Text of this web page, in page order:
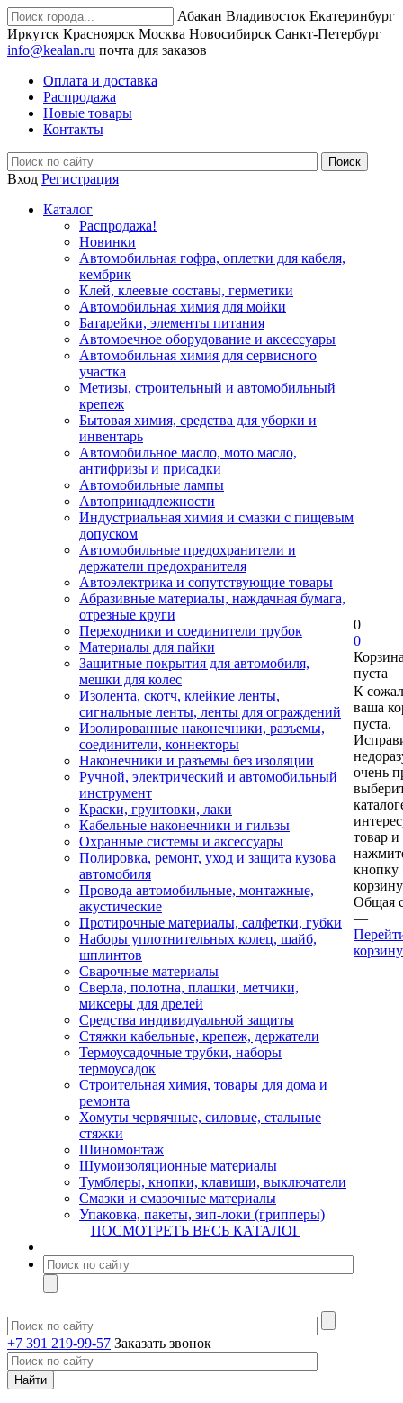
Абакан Владивосток Екатеринбург
Иркутск Красноярск Москва Новосибирск Санкт-Петербург
info@kealan.ru почта для заказов
Оплата и доставка
Распродажа
Новые товары
Контакты
Вход Регистрация
Каталог
Распродажа!
Новинки
Автомобильная гофра, оплетки для кабеля,
кембрик
Клей, клеевые составы, герметики
Автомобильная химия для мойки
Батарейки, элементы питания
Автомоечное оборудование и аксессуары
Автомобильная химия для сервисного
участка
Метизы, строительный и автомобильный
крепеж
Бытовая химия, средства для уборки и
инвентарь
Автомобильное масло, мото масло,
антифризы и присадки
Автомобильные лампы
Автопринадлежности
Индустриальная химия и смазки с пищевым
допуском
Автомобильные предохранители и
держатели предохранителя
Автоэлектрика и сопутствующие товары
Абразивные материалы, наждачная бумага,
отрезные круги
Переходники и соединители трубок
Материалы для пайки
Защитные покрытия для автомобиля,
мешки для колес
Изолента, скотч, клейкие ленты,
сигнальные ленты, ленты для ограждений
Изолированные наконечники, разъемы,
соединители, коннекторы
Наконечники и разъемы без изоляции
Ручной, электрический и автомобильный
инструмент
Краски, грунтовки, лаки
Кабельные наконечники и гильзы
Охранные системы и аксессуары
Полировка, ремонт, уход и защита кузова
автомобиля
Провода автомобильные, монтажные,
акустические
Протирочные материалы, салфетки, губки
Наборы уплотнительных колец, шайб,
шплинтов
Сварочные материалы
Сверла, полотна, плашки, метчики,
миксеры для дрелей
Средства индивидуальной защиты
Стяжки кабельные, крепеж, держатели
Термоусадочные трубки, наборы
термоусадок
Строительная химия, товары для дома и
ремонта
Хомуты червячные, силовые, стальные
стяжки
Шиномонтаж
Шумоизоляционные материалы
Тумблеры, кнопки, клавиши, выключатели
Смазки и смазочные материалы
Упаковка, пакеты, зип-локи (грипперы)
ПОСМОТРЕТЬ ВЕСЬ КАТАЛОГ
+7 391 219-99-57 Заказать звонок
0
0
пуста
К
ваша
пуста.
очень
товар и
кнопку
Общая
—
корзину